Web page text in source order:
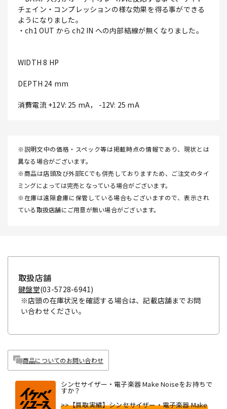
チェイン・コンプレッションの様な効果を得る事ができる
ようになりました。
・ch1 OUT から ch2 IN への内部結線が無くなりました。
WIDTH 8 HP
DEPTH 24 mm
消費電流 +12V: 25 mA， -12V: 25 mA
※説明文中の価格・スペック等は掲載時点の情報であり、現状とは
異なる場合がございます。
※商品は店頭及び外部ECでも併売しておりますため、ご注文のタイ
ミングによっては完売となっている場合がございます。
※在庫は遠隔倉庫に保管している場合もございますので、表示され
ている取扱店舗にご用意が無い場合がございます。
取扱店舗
鍵盤堂(03-5728-6941)
※店頭の在庫状況を確認する場合は、記載店舗までお問
い合わせください。
商品についてのお問い合わせ
シンセサイザー・電子楽器 Make Noiseをお持ちで
すか？
>>【買取実績】シンセサイザー・電子楽器 Make